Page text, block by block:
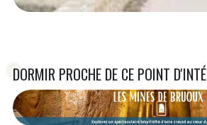
DORMIR PROCHE DE CE POINT